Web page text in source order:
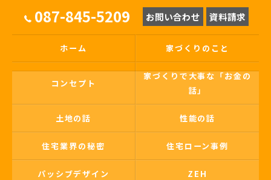
087-845-5209 お問い合わせ 資料請求
ホーム 家づくりのこと
コンセプト
家づくりで大事な「お金の
話」
土地の話 性能の話
住宅業界の秘密 住宅ローン事例
パッシブデザイン ZEH